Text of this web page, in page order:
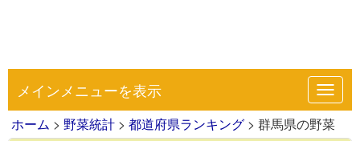
メインメニューを表示
ホーム > 野菜統計 > 都道府県ランキング > 群馬県の野菜